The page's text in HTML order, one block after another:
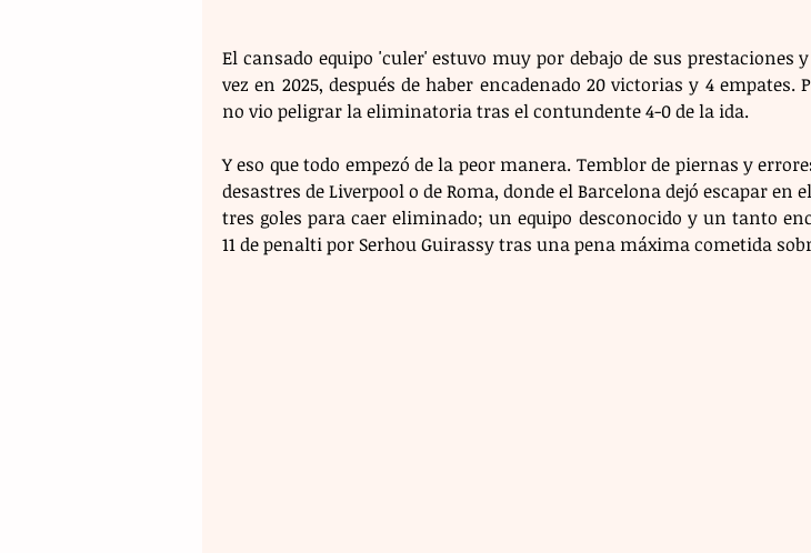
El cansado equipo 'culer' estuvo muy por debajo de sus prestaciones
vez en 2025, después de haber encadenado 20 victorias y 4 empates.
no vio peligrar la eliminatoria tras el contundente 4-0 de la ida.
Y eso que todo empezó de la peor manera. Temblor de piernas y
desastres de Liverpool o de Roma, donde el Barcelona dejó escapar en
tres goles para caer eliminado; un equipo desconocido y un tanto
11 de penalti por Serhou Guirassy tras una pena máxima cometida